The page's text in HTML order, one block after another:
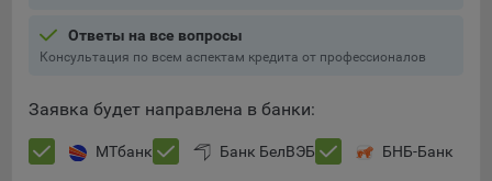
Safari
Microsoft Edge
Internet Explorer
Ответы на все вопросы
Консультация по всем аспектам кредита от профессионалов
Заявка будет направлена в банки:
МТбанк Банк БелВЭБ БНБ-Банк